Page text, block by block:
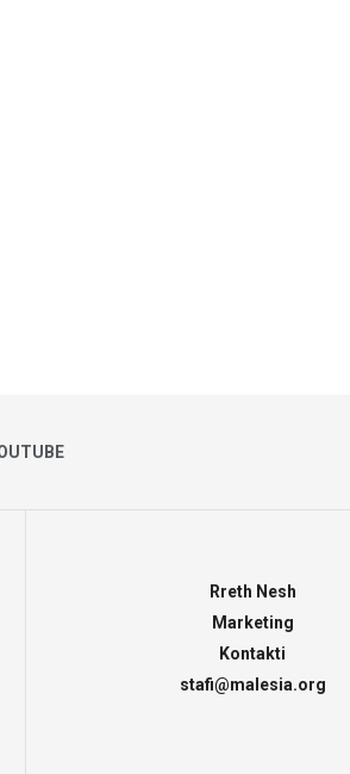
Rreth Nesh
Marketing
Kontakti
stafi@malesia.org